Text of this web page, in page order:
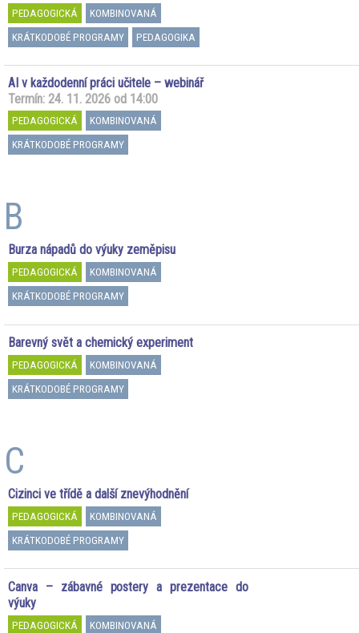
PEDAGOGICKÁ
KOMBINOVANÁ
KRÁTKODOBÉ PROGRAMY
PEDAGOGIKA
AI v každodenní práci učitele – webinář
Termín: 24. 11. 2026 od 14:00
PEDAGOGICKÁ
KOMBINOVANÁ
KRÁTKODOBÉ PROGRAMY
B
Burza nápadů do výuky zeměpisu
PEDAGOGICKÁ
KOMBINOVANÁ
KRÁTKODOBÉ PROGRAMY
Barevný svět a chemický experiment
PEDAGOGICKÁ
KOMBINOVANÁ
KRÁTKODOBÉ PROGRAMY
C
Cizinci ve třídě a další znevýhodnění
PEDAGOGICKÁ
KOMBINOVANÁ
KRÁTKODOBÉ PROGRAMY
Canva – zábavné postery a prezentace do
výuky
PEDAGOGICKÁ
KOMBINOVANÁ